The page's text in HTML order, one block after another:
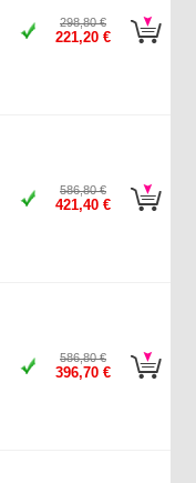
298,80 €
221,20 €
586,80 €
421,40 €
586,80 €
396,70 €